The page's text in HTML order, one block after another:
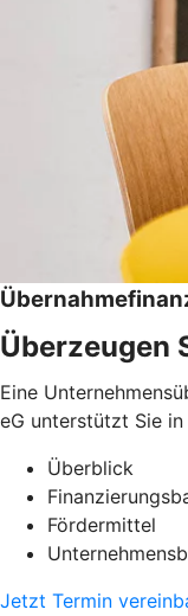
Überzeugen
Eine
eG unterstützt Sie
Überblick
Fördermittel
Jetzt Termin